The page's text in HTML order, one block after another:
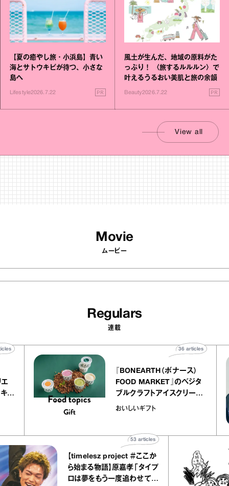
【夏の癒やし旅・小浜島】青い
海とサトウキビが待つ、小さな
島へ
Lifestyle2026.7.22 PR
風土が生んだ、地域の原料がた
っぷり！ 〈旅するルルルン〉で
叶えるうるおい美肌と旅の余韻
Beauty2026.7.22 PR
View all
Movie
ムービー
Regulars
連載
トリエ
ープ キャ
40 articles
『BONEARTH（ボナース）
FOOD MARKET』のベジタ
ブルクラフトアイスクリーム
｜真野知子の「おいしいギフ
おいしいギフト
36 articles
【timelesz project ＃ここか
ら始まる物語】原嘉孝「タイプ
ロは夢をもう一度追わせてく
articles